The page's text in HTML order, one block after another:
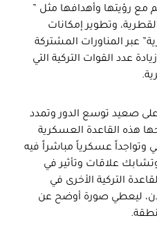
مع رؤيتها وأهدافها مثل ”
وتطوير إمكانات
عبر المناورات المشتركة
عدد القوات التركية التي
على صعيد توسع الدور وتمدد
هذه القاعدة العسكرية
وتواجداً عسكرياً مباشراً فيه
علاقات وتأثير في
التركية الأخرى في
ليعطي صورة أوضح عن